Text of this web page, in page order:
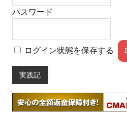
パスワード
ログイン状態を保存する
実践記